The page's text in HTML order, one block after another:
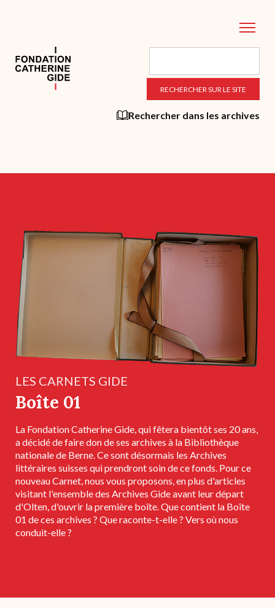
principal
Rechercher dans les archives
LES CARNETS GIDE
Boîte 01
La Fondation Catherine Gide, qui fêtera bientôt ses 20 ans,
a décidé de faire don de ses archives à la Bibliothèque
nationale de Berne. Ce sont désormais les Archives
littéraires suisses qui prendront soin de ce fonds. Pour ce
nouveau Carnet, nous vous proposons, en plus d'articles
visitant l'ensemble des Archives Gide avant leur départ
d'Olten, d'ouvrir la première boîte. Que contient la Boîte
01 de ces archives ? Que raconte-t-elle ? Vers où nous
conduit-elle ?